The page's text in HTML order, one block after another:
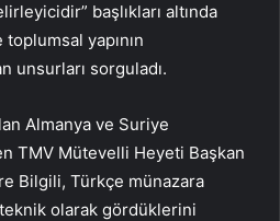
başlıkları altında
yapının
unsurları sorguladı.
Almanya ve Suriye
TMV Mütevelli Heyeti Başkan
Bilgili, Türkçe münazara
olarak gördüklerini